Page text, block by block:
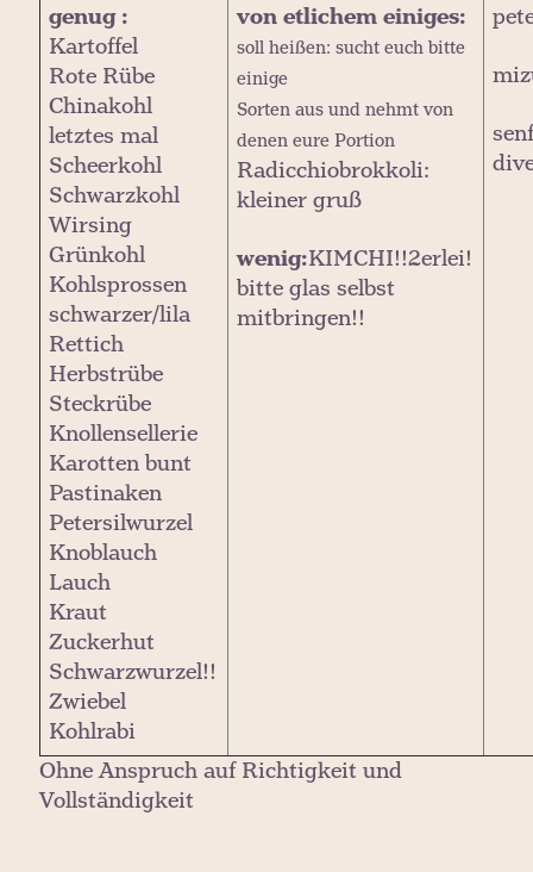
genug :
Kartoffel
Rote Rübe
Chinakohl
letztes mal
Scheerkohl
Schwarzkohl
Wirsing
Grünkohl
Kohlsprossen
schwarzer/lila
Rettich
Herbstrübe
Steckrübe
Knollensellerie
Karotten bunt
Pastinaken
Petersilwurzel
Knoblauch
Lauch
Kraut
Zuckerhut
Schwarzwurzel!!
Zwiebel
Kohlrabi
von etlichem einiges:
soll heißen: sucht euch bitte
einige
Sorten aus und nehmt von
denen eure Portion
Radicchiobrokkoli:
kleiner gruß
wenig:KIMCHI!!2erlei!
bitte glas selbst
mitbringen!!
Ohne Anspruch auf Richtigkeit und
Vollständigkeit